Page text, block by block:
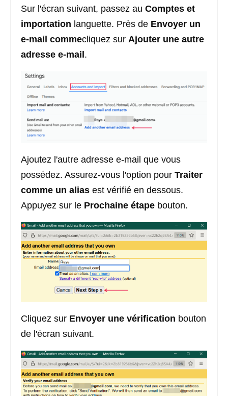
Sur l'écran suivant, passez au Comptes et
importation languette. Près de Envoyer un
e-mail commecliquez sur Ajouter une autre
adresse e-mail .
Ajoutez l'autre adresse e-mail que vous
possédez. Assurez-vous l'option pour Traiter
comme un alias est vérifié en dessous.
Appuyez sur le Prochaine étape bouton.
Cliquez sur Envoyer une vérification bouton
de l'écran suivant.